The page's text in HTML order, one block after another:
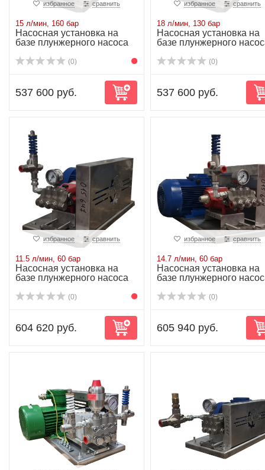
избранное сравнить
15 л/мин, 160 бар
Насосная установка на
базе плунжерного насоса
(0)
537 600 руб.
избранное сравнить
18 л/мин, 130 бар
Насосная установка на
базе плунжерного
(0)
537 600 руб.
избранное сравнить
11.5 л/мин, 60 бар
Насосная установка на
базе плунжерного насоса
(0)
604 620 руб.
избранное сравнить
14.7 л/мин, 60 бар
Насосная установка на
базе плунжерного
(0)
605 940 руб.